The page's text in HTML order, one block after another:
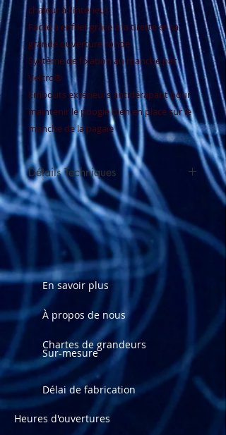
chaleur à l'intérieur
Facile à enfiler grâce à la tirette et sa
grande ouverture ronde
Système de fixation au manche par
Velcro®
Embouts extérieurs antidérapant pour
maintenir le poogie bien en place sur le
manche de la pagaie
Détails Techniques
Néoprène 3mm N-2S
Néoprène micro-mesh
Fabrication : Assemblage à plat
En savoir plus
À propos de nous
Chartes de grandeurs
Sur-mesure
Délai de fabrication
Heures d'ouvertures